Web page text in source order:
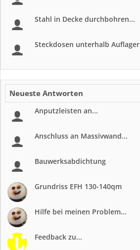
Stahl in Decke durchbohren...
Steckdosen unterhalb Auflager
Neueste Antworten
Anputzleisten an...
Anschluss an Massivwand...
Bauwerksabdichtung
Grundriss EFH 130-140qm
Hilfe bei meinen Problem...
Feedback zu...